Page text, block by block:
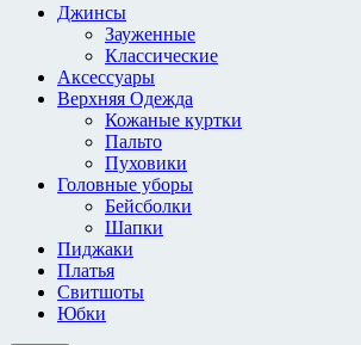
Джинсы
Зауженные
Классические
Аксессуары
Верхняя Одежда
Кожаные куртки
Пальто
Пуховики
Головные уборы
Бейсболки
Шапки
Пиджаки
Платья
Свитшоты
Юбки